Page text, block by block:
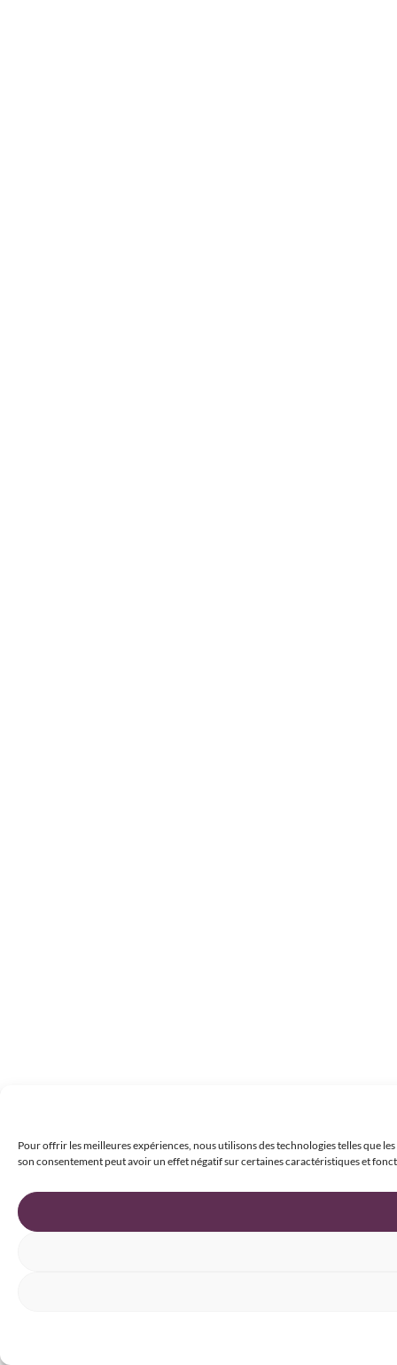
Pour offrir les meilleures expériences, nous utilisons des technologies telles que
son consentement peut avoir un effet négatif sur certaines caractéristiques et